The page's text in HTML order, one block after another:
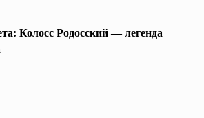
Колосс Родосский — легенда